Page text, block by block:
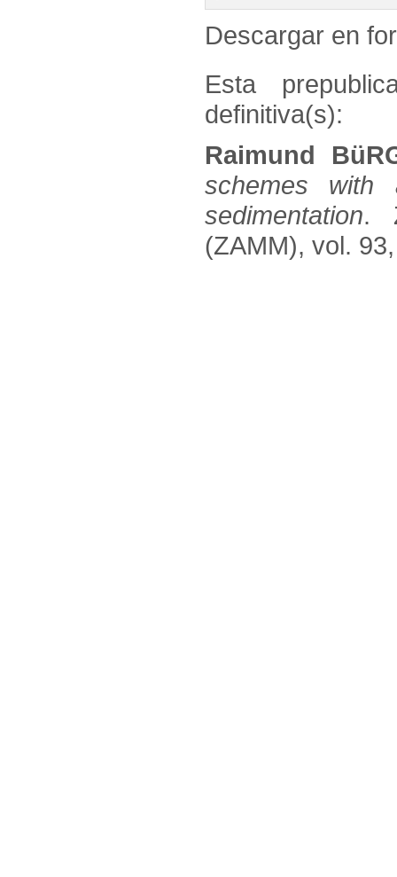
Descargar en
Esta
definitiva(s):
Raimund
schemes with
sedimentation.
(ZAMM), vol.